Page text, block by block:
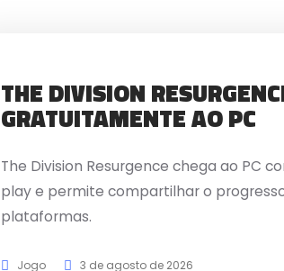
THE DIVISION
GRATUITAMENTE AO PC
The Division Resurgence chega ao PC
play e permite compartilhar o
plataformas.
Jogo 3 de agosto de 2026